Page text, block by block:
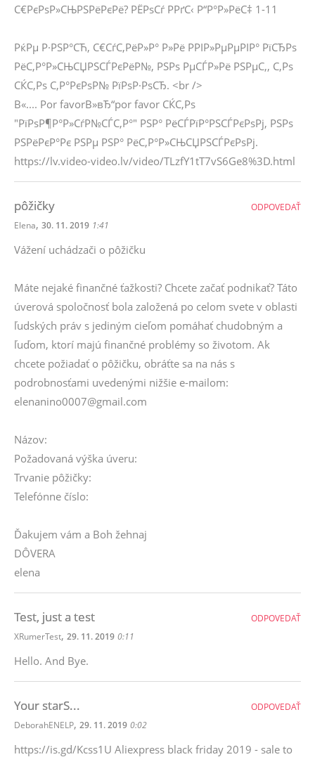
С€РєРѕР»СЊРЅРёРєРё? РЁРѕСѓ РРґС‹ Р“Р°Р»РёС‡ 1-11
РќРµ Р·РЅР°СЋ, С€СѓС‚РёР»Р° Р»Рё РРІР»РµРµРІР° РїСЂРѕ
РёС‚Р°Р»СЊСЏРЅСЃРєРёР№, РЅРѕ РµСЃР»Рё РЅРµС‚, С‚Рѕ
СЌС‚Рѕ С‚Р°РєРѕР№ РїРѕР·РѕСЂ. <br />
В«.... Por favorВ»вЂ“por favor СЌС‚Рѕ
"РїРѕР¶Р°Р»СѓР№СЃС‚Р°" РЅР° РёСЃРїР°РЅСЃРєРѕРј, РЅРѕ
РЅРёРєР°Рє РЅРµ РЅР° РёС‚Р°Р»СЊСЏРЅСЃРєРѕРј.
https://lv.video-video.lv/video/TLzfY1tT7vS6Ge8%3D.html
pôžičky
Elena, 30. 11. 2019 1:41
Vážení uchádzači o pôžičku
Máte nejaké finančné ťažkosti? Chcete začať podnikať? Táto
úverová spoločnosť bola založená po celom svete v oblasti
ľudských práv s jediným cieľom pomáhať chudobným a
ľuďom, ktorí majú finančné problémy so životom. Ak
chcete požiadať o pôžičku, obráťte sa na nás s
podrobnosťami uvedenými nižšie e-mailom:
elenanino0007@gmail.com
Názov:
Požadovaná výška úveru:
Trvanie pôžičky:
Telefónne číslo:
Ďakujem vám a Boh žehnaj
DÔVERA
elena
ODPOVEDAŤ
Test, just a test
XRumerTest, 29. 11. 2019 0:11
Hello. And Bye.
ODPOVEDAŤ
Your starS...
DeborahENELP, 29. 11. 2019 0:02
https://is.gd/Kcss1U Aliexpress black friday 2019 - sale to
ODPOVEDAŤ